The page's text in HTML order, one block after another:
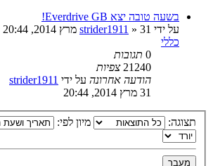
בשעה טובה יצא Everdrive GB!
על ידי
strider1911 » 31 מרץ 2014, 20:44
כללי
0 תגובות
21240 צפיות
הודעה אחרונה על ידי strider1911
31 מרץ 2014, 20:44
תצוגה: מיון לפי: